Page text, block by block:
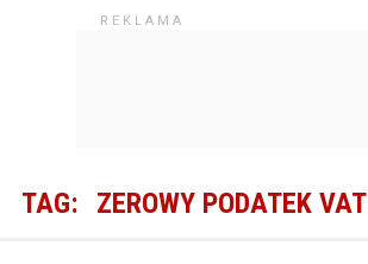
TAG: ZEROWY PODATEK VAT